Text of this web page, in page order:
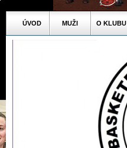
ÚVOD MUŽI O KLUBU